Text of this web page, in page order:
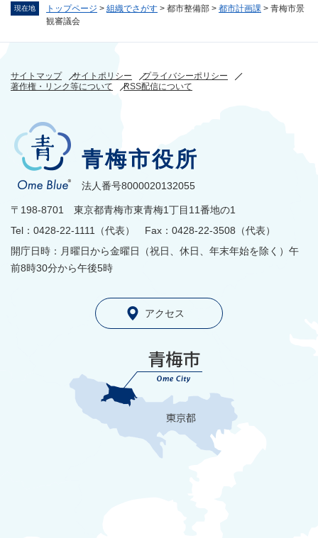
現在地 トップページ > 組織でさがす > 都市整備部 > 都市計画課 > 青梅市景
観審議会
サイトマップ サイトポリシー
プライバシーポリシー
著作権・リンク等について
RSS配信について
青梅市役所
法人番号8000020132055
〒198-8701 東京都青梅市東青梅1丁目11番地の1
Tel：0428-22-1111（代表） Fax：0428-22-3508（代表）
開庁日時：月曜日から金曜日（祝日、休日、年末年始を除く）午
前8時30分から午後5時
アクセス